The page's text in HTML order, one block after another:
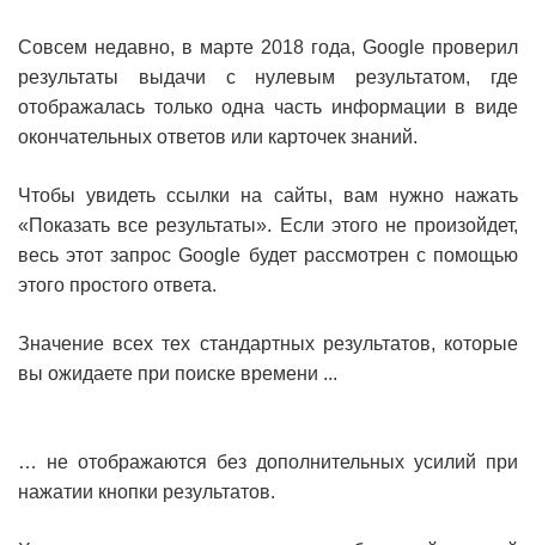
Совсем недавно, в марте 2018 года, Google проверил
результаты выдачи с нулевым результатом, где
отображалась только одна часть информации в виде
окончательных ответов или карточек знаний.
Чтобы увидеть ссылки на сайты, вам нужно нажать
«Показать все результаты». Если этого не произойдет,
весь этот запрос Google будет рассмотрен с помощью
этого простого ответа.
Значение всех тех стандартных результатов, которые
вы ожидаете при поиске времени ...
… не отображаются без дополнительных усилий при
нажатии кнопки результатов.